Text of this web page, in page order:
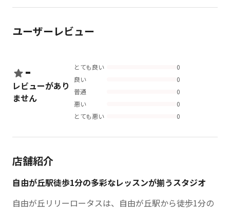
ユーザーレビュー
-
レビューがあり
ません
とても良い
0
良い
0
普通
0
悪い
0
とても悪い
0
店舗紹介
自由が丘駅徒歩1分の多彩なレッスンが揃うスタジオ
自由が丘リリーロータスは、自由が丘駅から徒歩1分の